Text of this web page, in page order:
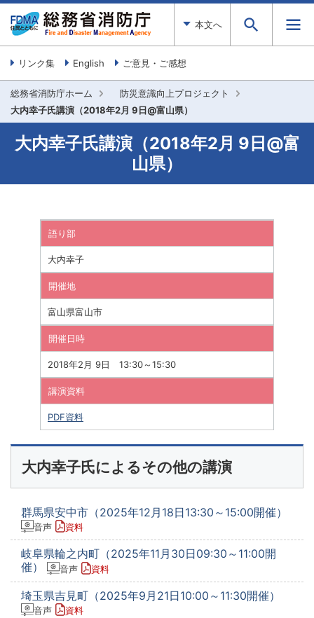
本文へ
リンク集 English ご意見・ご感想
総務省消防庁ホーム
防災意識向上プロジェクト
大内幸子氏講演（2018年2月 9日@富山県）
大内幸子氏講演（2018年2月 9日@富
山県）
語り部
大内幸子
開催地
富山県富山市
開催日時
2018年2月 9日 13:30～15:30
講演資料
PDF資料
大内幸子氏によるその他の講演
群馬県安中市（2025年12月18日13:30～15:00開催）
音声 資料
岐阜県輪之内町（2025年11月30日09:30～11:00開
催）
音声 資料
埼玉県吉見町（2025年9月21日10:00～11:30開催）
音声 資料